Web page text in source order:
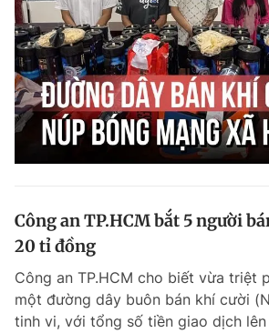
Hotline
0906 645 777
Liên hệ
0908 780
Đặt báo Quảng cáo RSS Tòa
Tổng biên tập: Nguyễn Ngọc Toàn
Phó tổng biên tập: Trần Việt Hưng
Tổng thư ký tòa soạn: Đức Trung
Giấy phép xuất bản số 110/GP - BTTTT cấp
© 2003-2026 Bản quyền thuộc về Báo
dưới mọi hình thức nếu không có sự chấp
Phát triển bởi ePi Technologies, JSC.
Công an TP.HCM bắt 5 người
20 tỉ đồng
Công an TP.HCM cho biết vừa triệt
một đường dây buôn bán khí cười
tinh vi, với tổng số tiền giao dịch